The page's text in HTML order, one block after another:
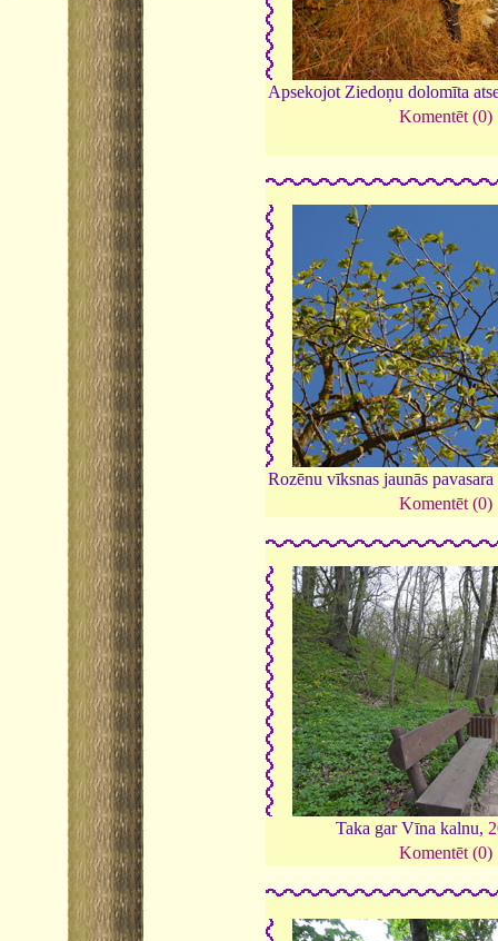
Apsekojot Ziedoņu dolomīta
Komentēt (0)
Rozēnu vīksnas jaunās
Komentēt (0)
Taka gar Vīna kalnu,
Komentēt (0)